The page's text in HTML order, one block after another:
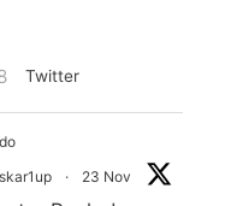
Twitter
· 23 Nov